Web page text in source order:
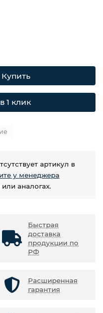
Купить
1 клик
артикул в
у менеджера
аналогах.
Быстрая
доставка
продукции по
РФ
Расширенная
гарантия